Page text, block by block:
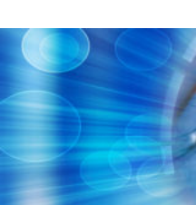
to
contentvinivida.lk